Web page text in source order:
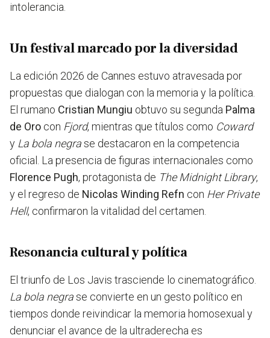
intolerancia.
Un festival marcado por la diversidad
La edición 2026 de Cannes estuvo atravesada por
propuestas que dialogan con la memoria y la política.
El rumano Cristian Mungiu obtuvo su segunda Palma
de Oro con Fjord, mientras que títulos como Coward
y La bola negrase destacaron en la competencia
oficial. La presencia de figuras internacionales como
Florence Pugh, protagonista de The Midnight Library,
y el regreso de Nicolas Winding Refn con Her Private
Hell, confirmaron la vitalidad del certamen.
Resonancia cultural y política
El triunfo de Los Javis trasciende lo cinematográfico.
La bola negrase convierte en un gesto político en
tiempos donde reivindicar la memoria homosexual y
denunciar el avance de la ultraderecha es